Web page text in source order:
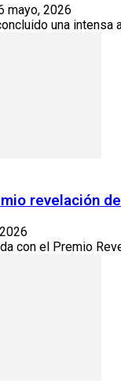
mayo, 2026
una
revelación
con el Premio